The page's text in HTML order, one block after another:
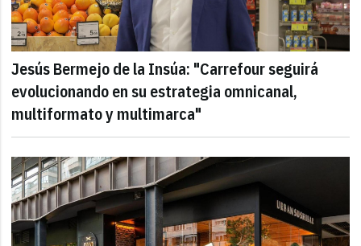
Jesús Bermejo de la Insúa: "Carrefour seguirá
evolucionando en su estrategia omnicanal,
multiformato y multimarca"